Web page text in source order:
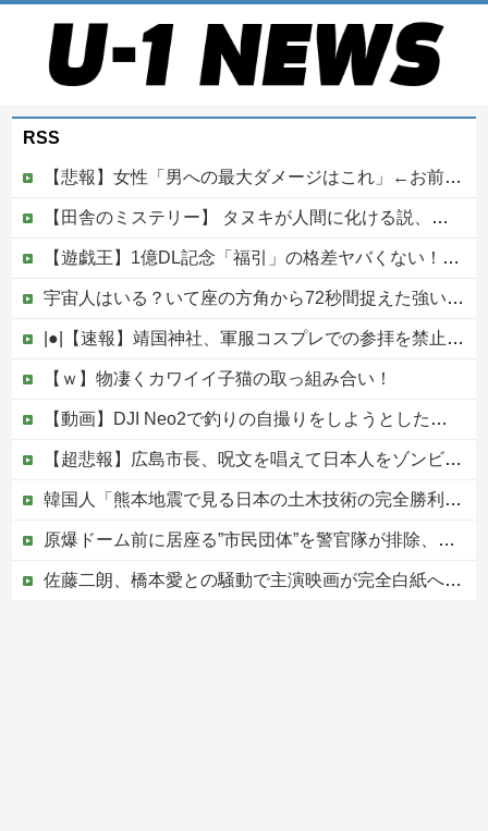
RSS
【悲報】女性「男への最大ダメージはこれ」←お前ら耐えられる？
【田舎のミステリー】 タヌキが人間に化ける説、これ多分マジ
【遊戯王】1億DL記念「福引」の格差ヤバくない！？
宇宙人はいる？いて座の方角から72秒間捉えた強い電波、50年間正体分からぬ「Wow！信号」他
|●|【速報】靖国神社、軍服コスプレでの参拝を禁止へ
【ｗ】物凄くカワイイ子猫の取っ組み合い！
【動画】DJI Neo2で釣りの自撮りをしようとした男の悲劇（ノ∇`）
【超悲報】広島市長、呪文を唱えて日本人をゾンビ化させていると非難されてしまう
韓国人「熊本地震で見る日本の土木技術の完全勝利をご覧ください」→「これはすごいわ」「こういうのを見ると日本人は何か適当に作る感じがしない・・・」...
原爆ドーム前に居座る”市民団体”を警官隊が排除、その瞬間に周囲で見守っていた観客たちが……
佐藤二朗、橋本愛との騒動で主演映画が完全白紙へｗｗｗｗｗ